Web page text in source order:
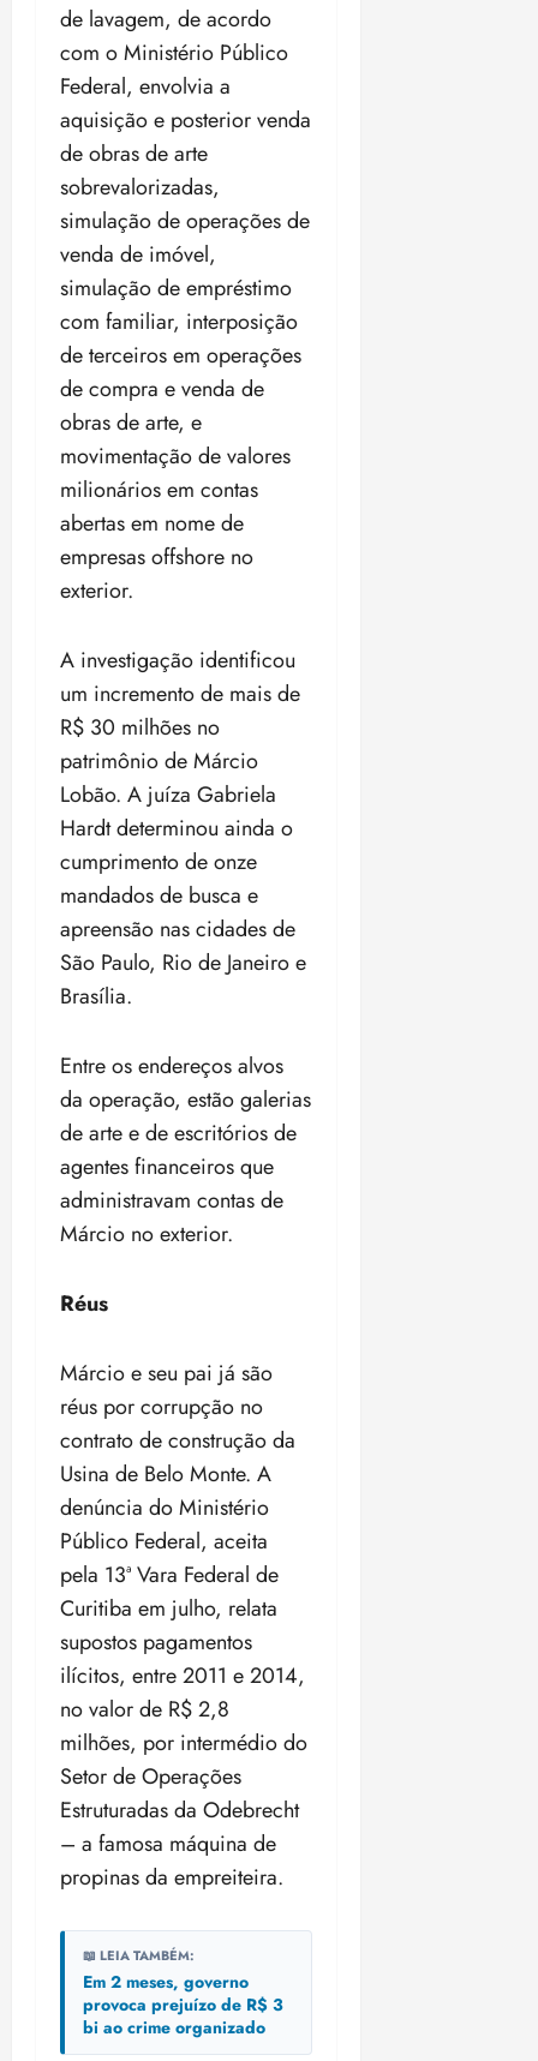
de lavagem, de acordo
com o Ministério Público
Federal, envolvia a
aquisição e posterior venda
de obras de arte
sobrevalorizadas,
simulação de operações de
venda de imóvel,
simulação de empréstimo
com familiar, interposição
de terceiros em operações
de compra e venda de
obras de arte, e
movimentação de valores
milionários em contas
abertas em nome de
empresas offshore no
exterior.
A investigação identificou
um incremento de mais de
R$ 30 milhões no
patrimônio de Márcio
Lobão. A juíza Gabriela
Hardt determinou ainda o
cumprimento de onze
mandados de busca e
apreensão nas cidades de
São Paulo, Rio de Janeiro e
Brasília.
Entre os endereços alvos
da operação, estão galerias
de arte e de escritórios de
agentes financeiros que
administravam contas de
Márcio no exterior.
Réus
Márcio e seu pai já são
réus por corrupção no
contrato de construção da
Usina de Belo Monte. A
denúncia do Ministério
Público Federal, aceita
pela 13ª Vara Federal de
Curitiba em julho, relata
supostos pagamentos
ilícitos, entre 2011 e 2014,
no valor de R$ 2,8
milhões, por intermédio do
Setor de Operações
Estruturadas da Odebrecht
– a famosa máquina de
propinas da empreiteira.
📖 LEIA TAMBÉM:
Em 2 meses, governo
provoca prejuízo de R$ 3
bi ao crime organizado